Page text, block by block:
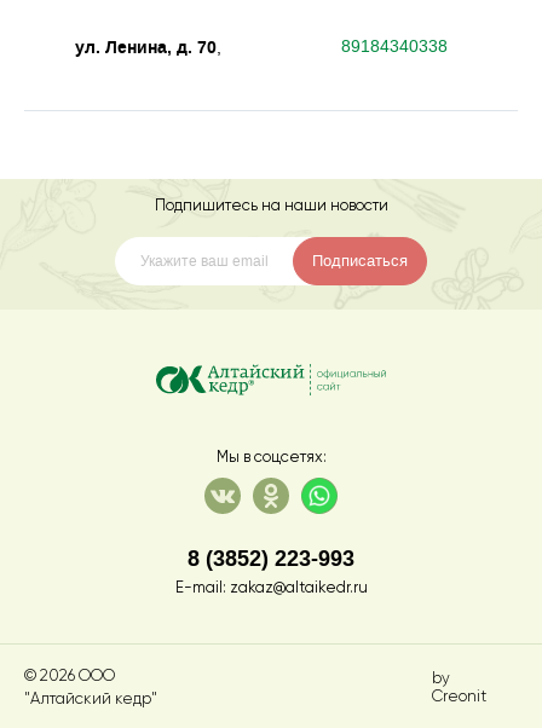
ул. Ленина, д. 70, 89184340338
Подпишитесь на наши новости
Подписаться
Мы в соцсетях:
8 (3852) 223-993
E-mail: zakaz@altaikedr.ru
© 2026 ООО
"Алтайский кедр"
by
Creonit